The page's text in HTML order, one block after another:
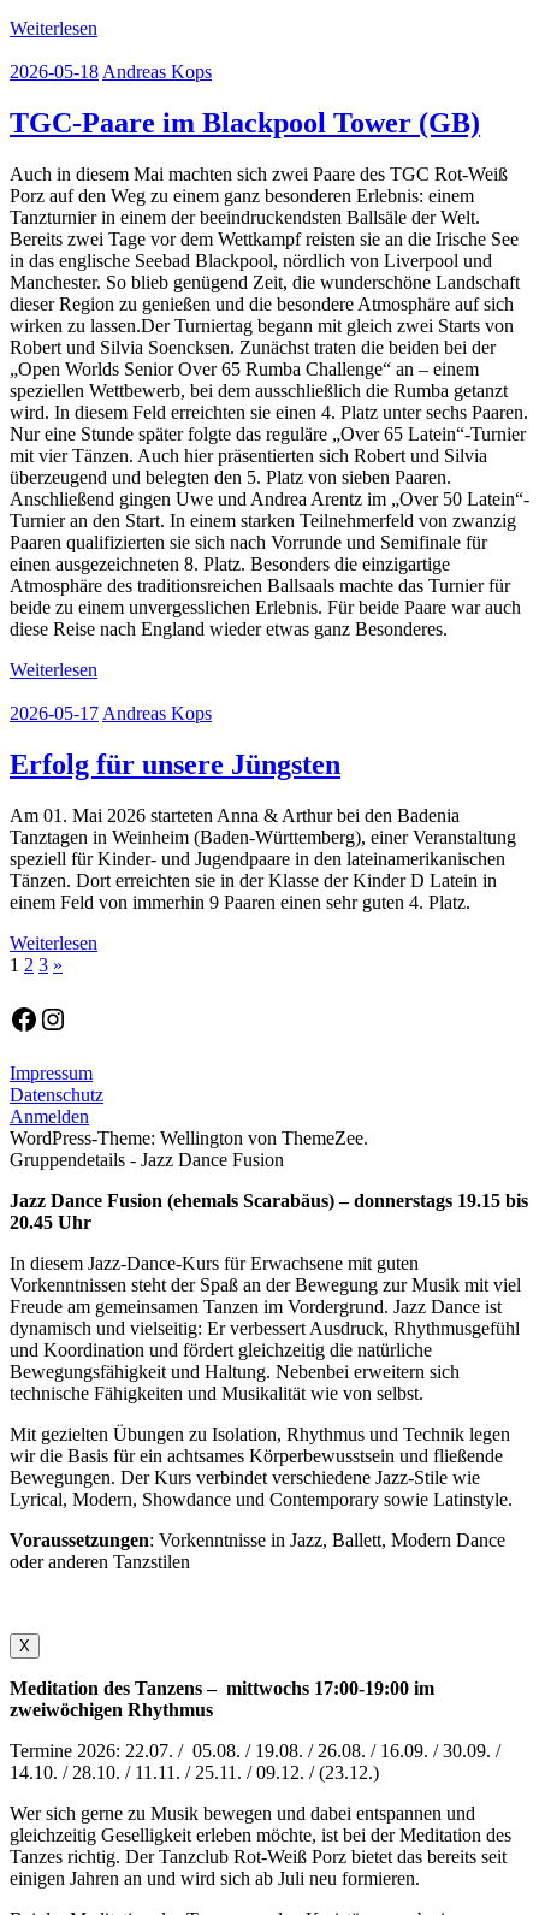
Weiterlesen
2026-05-18 Andreas Kops
TGC-Paare im Blackpool Tower (GB)
Auch in diesem Mai machten sich zwei Paare des TGC Rot-Weiß
Porz auf den Weg zu einem ganz besonderen Erlebnis: einem
Tanzturnier in einem der beeindruckendsten Ballsäle der Welt.
Bereits zwei Tage vor dem Wettkampf reisten sie an die Irische See
in das englische Seebad Blackpool, nördlich von Liverpool und
Manchester. So blieb genügend Zeit, die wunderschöne Landschaft
dieser Region zu genießen und die besondere Atmosphäre auf sich
wirken zu lassen.Der Turniertag begann mit gleich zwei Starts von
Robert und Silvia Soencksen. Zunächst traten die beiden bei der
„Open Worlds Senior Over 65 Rumba Challenge“ an – einem
speziellen Wettbewerb, bei dem ausschließlich die Rumba getanzt
wird. In diesem Feld erreichten sie einen 4. Platz unter sechs Paaren.
Nur eine Stunde später folgte das reguläre „Over 65 Latein“-Turnier
mit vier Tänzen. Auch hier präsentierten sich Robert und Silvia
überzeugend und belegten den 5. Platz von sieben Paaren.
Anschließend gingen Uwe und Andrea Arentz im „Over 50 Latein“-
Turnier an den Start. In einem starken Teilnehmerfeld von zwanzig
Paaren qualifizierten sie sich nach Vorrunde und Semifinale für
einen ausgezeichneten 8. Platz. Besonders die einzigartige
Atmosphäre des traditionsreichen Ballsaals machte das Turnier für
beide zu einem unvergesslichen Erlebnis. Für beide Paare war auch
diese Reise nach England wieder etwas ganz Besonderes.
Weiterlesen
2026-05-17 Andreas Kops
Erfolg für unsere Jüngsten
Am 01. Mai 2026 starteten Anna & Arthur bei den Badenia
Tanztagen in Weinheim (Baden-Württemberg), einer Veranstaltung
speziell für Kinder- und Jugendpaare in den lateinamerikanischen
Tänzen. Dort erreichten sie in der Klasse der Kinder D Latein in
einem Feld von immerhin 9 Paaren einen sehr guten 4. Platz.
Weiterlesen
Seitennummerierung
der
Beiträge
1 2 3 Nächste
»
Facebook
Instagram
Impressum
Datenschutz
Anmelden
WordPress-Theme: Wellington von ThemeZee.
Gruppendetails - Jazz Dance Fusion
Jazz Dance Fusion (ehemals Scarabäus) – donnerstags 19.15 bis
20.45 Uhr
In diesem Jazz-Dance-Kurs für Erwachsene mit guten
Vorkenntnissen steht der Spaß an der Bewegung zur Musik mit viel
Freude am gemeinsamen Tanzen im Vordergrund. Jazz Dance ist
dynamisch und vielseitig: Er verbessert Ausdruck, Rhythmusgefühl
und Koordination und fördert gleichzeitig die natürliche
Bewegungsfähigkeit und Haltung. Nebenbei erweitern sich
technische Fähigkeiten und Musikalität wie von selbst.
Mit gezielten Übungen zu Isolation, Rhythmus und Technik legen
wir die Basis für ein achtsames Körperbewusstsein und fließende
Bewegungen. Der Kurs verbindet verschiedene Jazz-Stile wie
Lyrical, Modern, Showdance und Contemporary sowie Latinstyle.
Voraussetzungen: Vorkenntnisse in Jazz, Ballett, Modern Dance
oder anderen Tanzstilen
X
Meditation des Tanzens – mittwochs 17:00-19:00 im
zweiwöchigen Rhythmus
Termine 2026: 22.07. / 05.08. / 19.08. / 26.08. / 16.09. / 30.09. /
14.10. / 28.10. / 11.11. / 25.11. / 09.12. / (23.12.)
Wer sich gerne zu Musik bewegen und dabei entspannen und
gleichzeitig Geselligkeit erleben möchte, ist bei der Meditation des
Tanzes richtig. Der Tanzclub Rot-Weiß Porz bietet das bereits seit
einigen Jahren an und wird sich ab Juli neu formieren.